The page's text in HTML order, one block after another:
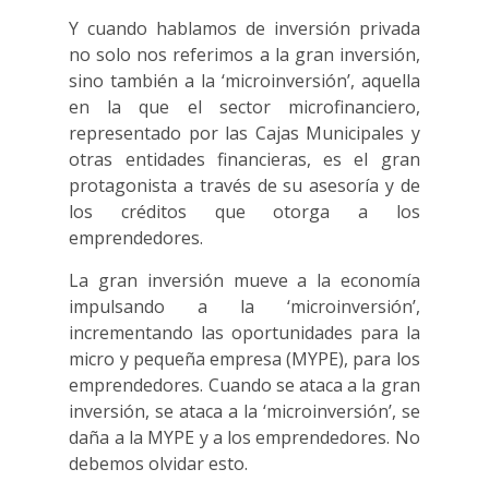
Y cuando hablamos de inversión privada
no solo nos referimos a la gran inversión,
sino también a la ‘microinversión’, aquella
en la que el sector microfinanciero,
representado por las Cajas Municipales y
otras entidades financieras, es el gran
protagonista a través de su asesoría y de
los créditos que otorga a los
emprendedores.
La gran inversión mueve a la economía
impulsando a la ‘microinversión’,
incrementando las oportunidades para la
micro y pequeña empresa (MYPE), para los
emprendedores. Cuando se ataca a la gran
inversión, se ataca a la ‘microinversión’, se
daña a la MYPE y a los emprendedores. No
debemos olvidar esto.